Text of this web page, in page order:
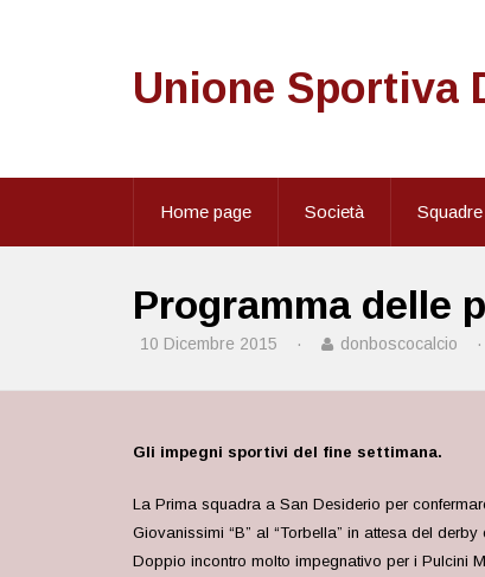
Unione Sportiva
Home page Società Squadre
Programma delle
10 Dicembre 2015 · donboscocalcio
Gli impegni sportivi del fine settimana.
La Prima squadra a San Desiderio per
Giovanissimi “B” al “Torbella” in attesa del
Doppio incontro molto impegnativo per i Pulcini